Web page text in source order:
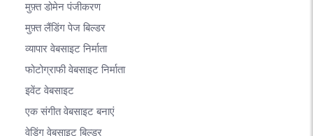
मुफ़्त डोमेन पंजीकरण
मुफ़्त लैंडिंग पेज बिल्डर
व्यापार वेबसाइट निर्माता
फोटोग्राफी वेबसाइट निर्माता
इवेंट वेबसाइट
एक संगीत वेबसाइट बनाएं
वेडिंग वेबसाइट बिल्डर